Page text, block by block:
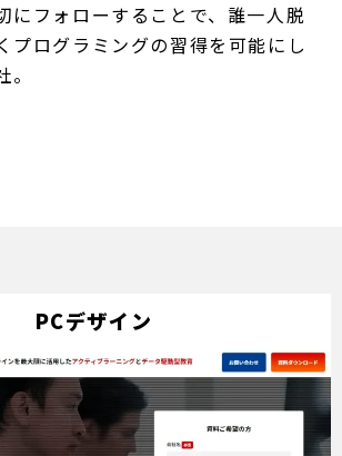
にフォローすることで、誰一人脱
プログラミングの習得を可能にし
PCデザイン